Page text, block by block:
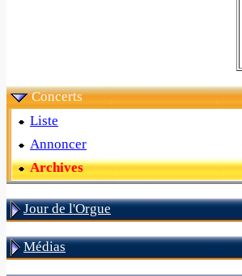
Concerts
Liste
Annoncer
Archives
Jour de l'Orgue
Médias